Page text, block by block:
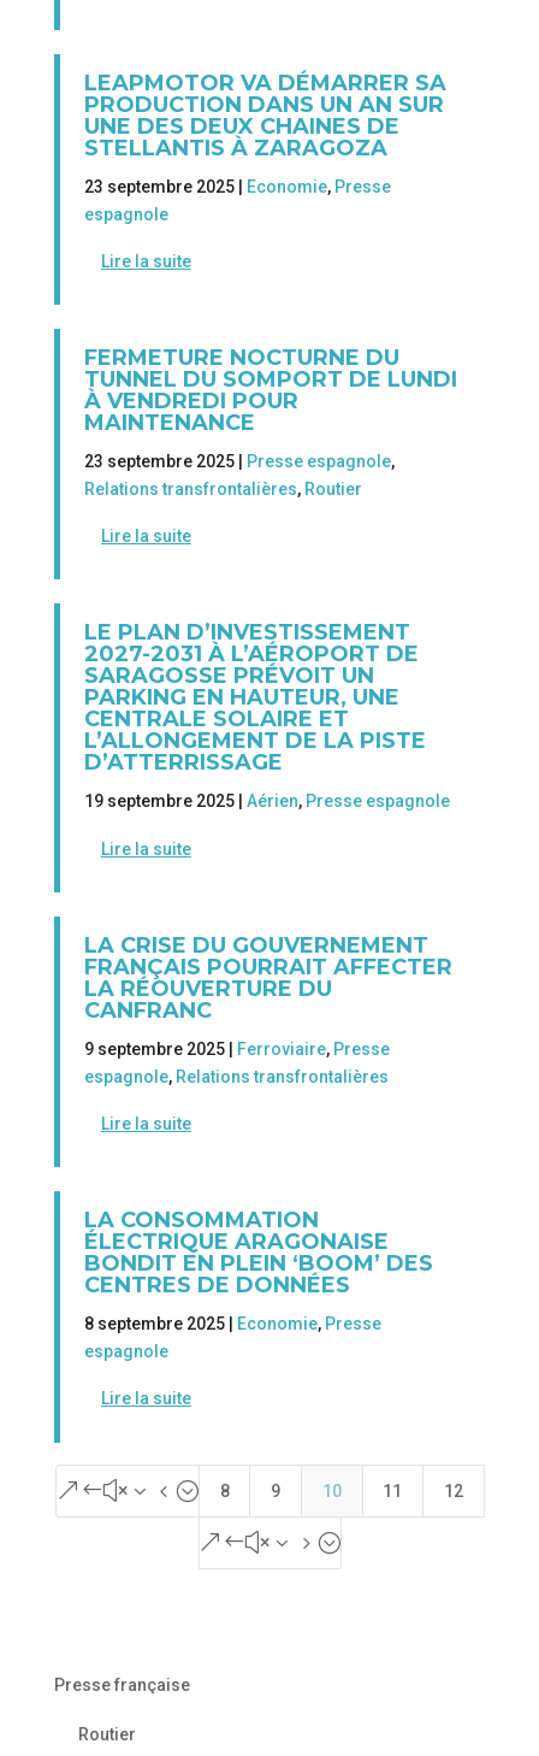
LEAPMOTOR VA DÉMARRER SA
PRODUCTION DANS UN AN SUR
UNE DES DEUX CHAINES DE
STELLANTIS À ZARAGOZA
23 septembre 2025 | Economie, Presse
espagnole
Lire la suite
FERMETURE NOCTURNE DU
TUNNEL DU SOMPORT DE LUNDI
À VENDREDI POUR
MAINTENANCE
23 septembre 2025 | Presse espagnole,
Relations transfrontalières, Routier
Lire la suite
LE PLAN D’INVESTISSEMENT
2027-2031 À L’AÉROPORT DE
SARAGOSSE PRÉVOIT UN
PARKING EN HAUTEUR, UNE
CENTRALE SOLAIRE ET
L’ALLONGEMENT DE LA PISTE
D’ATTERRISSAGE
19 septembre 2025 | Aérien, Presse espagnole
Lire la suite
LA CRISE DU GOUVERNEMENT
FRANÇAIS POURRAIT AFFECTER
LA RÉOUVERTURE DU
CANFRANC
9 septembre 2025 | Ferroviaire, Presse
espagnole, Relations transfrontalières
Lire la suite
LA CONSOMMATION
ÉLECTRIQUE ARAGONAISE
BONDIT EN PLEIN ‘BOOM’ DES
CENTRES DE DONNÉES
8 septembre 2025 | Economie, Presse
espagnole
Lire la suite
&#x34; 8 9 10 11 12
&#x35;
Presse française
Routier